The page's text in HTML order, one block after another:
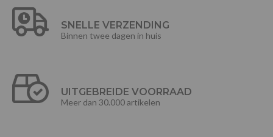
SNELLE VERZENDING
Binnen twee dagen in huis
UITGEBREIDE VOORRAAD
Meer dan 30.000 artikelen